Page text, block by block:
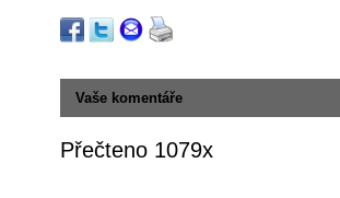
Vaše komentáře
Přečteno 1079x